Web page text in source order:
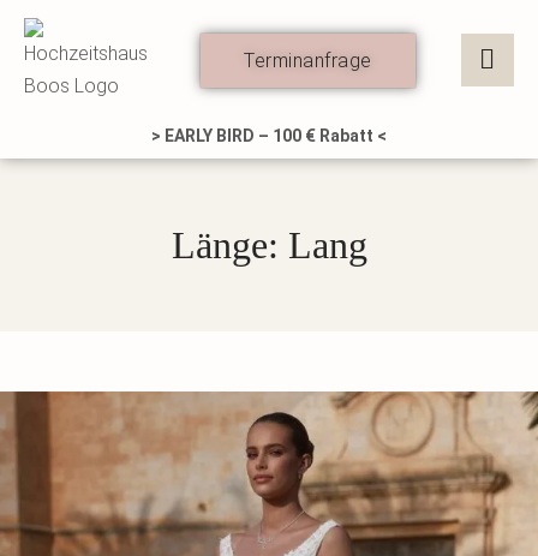
Zum
Inhalt
springen
Terminanfrage
> EARLY BIRD – 100 € Rabatt <
Länge: Lang